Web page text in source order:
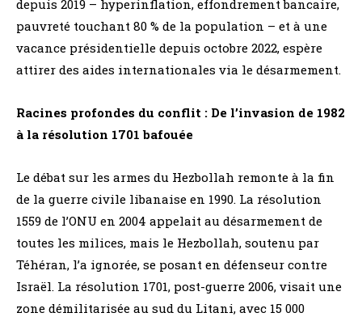
depuis 2019 – hyperinflation, effondrement bancaire,
pauvreté touchant 80 % de la population – et à une
vacance présidentielle depuis octobre 2022, espère
attirer des aides internationales via le désarmement.
Racines profondes du conflit : De l’invasion de 1982
à la résolution 1701 bafouée
Le débat sur les armes du Hezbollah remonte à la fin
de la guerre civile libanaise en 1990. La résolution
1559 de l’ONU en 2004 appelait au désarmement de
toutes les milices, mais le Hezbollah, soutenu par
Téhéran, l’a ignorée, se posant en défenseur contre
Israël. La résolution 1701, post-guerre 2006, visait une
zone démilitarisée au sud du Litani, avec 15 000